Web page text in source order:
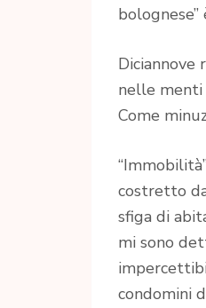
Diciannove
nelle menti
Come
costretto
sfiga di
mi sono
condomini